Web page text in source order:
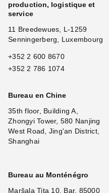
production, logistique et
service
11 Breedewues, L-1259
Senningerberg, Luxembourg
+352 2 600 8670
+352 2 786 1074
Bureau en Chine
35th floor, Building A,
Zhongyi Tower, 580 Nanjing
West Road, Jing'an District,
Shanghai
Bureau au Monténégro
Maršala Tita 10, Bar, 85000